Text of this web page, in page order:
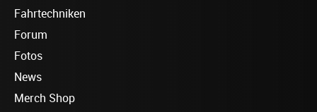
Fahrtechniken
Forum
Fotos
News
Merch Shop